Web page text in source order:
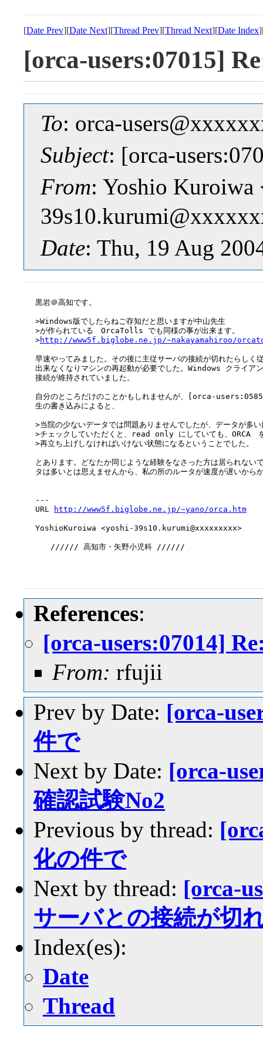
[Date Prev][Date Next][Thread Prev][Thread Next][Date Index
[orca-users:07015]
To: orca-
Subject: [orca-
From: Yoshio Kuroiwa
Date: Thu, 19 Aug
黒岩＠高知です。
>Windows版でしたらねご存知だと思いますが中山先生
>が作られている　OrcaTolls でも同様の事が出来ます。
>http://www5f.biglobe.ne.jp/~nakayamahiroo/
早速やってみました。その後に主従サーバの接続が切れたらしく
出来なくなりマシンの再起動が必要でした。Windows クライア
接続が維持されていました。
自分のところだけのことかもしれませんが、[orca-
生の書き込みによると、
>当院の少ないデータでは問題ありませんでしたが、データが多い
>チェックしていただくと、read only にしていても、ORCA　
>再立ち上げしなければいけない状態になるということでした。
とあります。どなたか同じような経験をなさった方は居られない
タは多いとは思えませんから、私の所のルータが速度が遅いから
---
URL
http://www5f.biglobe.ne.jp/~yano/orca.htm
YoshioKuroiwa <yoshi-39s10.kurumi@xxxxxxxxx>
////// 高知市・矢野小児科 //////
References:
[orca-users:07014]
From: rfujii
Prev by Date: [orca-
件で
Next by Date: [orca-
確認試験No2
Previous by thread:
化の件で
Next by thread: [orca-
サーバとの接続が切
Index(es):
Date
Thread